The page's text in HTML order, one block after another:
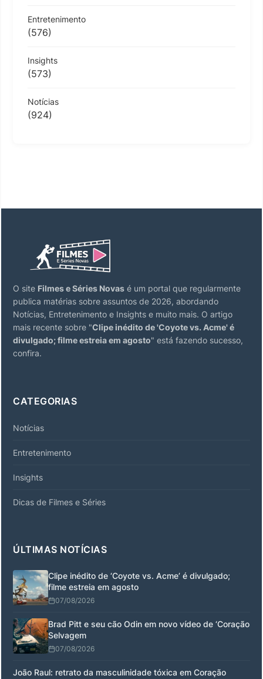
Entretenimento
(576)
Insights
(573)
Notícias
(924)
O site Filmes e Séries Novas é um portal que regularmente
publica matérias sobre assuntos de 2026, abordando
Notícias, Entretenimento e Insights e muito mais. O artigo
mais recente sobre "Clipe inédito de 'Coyote vs. Acme' é
divulgado; filme estreia em agosto" está fazendo sucesso,
confira.
CATEGORIAS
Notícias
Entretenimento
Insights
Dicas de Filmes e Séries
ÚLTIMAS NOTÍCIAS
Clipe inédito de ‘Coyote vs. Acme’ é divulgado;
filme estreia em agosto
07/08/2026
Brad Pitt e seu cão Odin em novo vídeo de ‘Coração
Selvagem
07/08/2026
João Raul: retrato da masculinidade tóxica em Coração